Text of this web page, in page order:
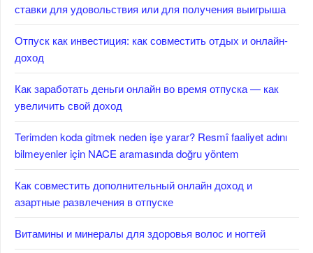
ставки для удовольствия или для получения выигрыша
Отпуск как инвестиция: как совместить отдых и онлайн-
доход
Как заработать деньги онлайн во время отпуска — как
увеличить свой доход
Terimden koda gitmek neden işe yarar? Resmî faaliyet adını
bilmeyenler için NACE aramasında doğru yöntem
Как совместить дополнительный онлайн доход и
азартные развлечения в отпуске
Витамины и минералы для здоровья волос и ногтей